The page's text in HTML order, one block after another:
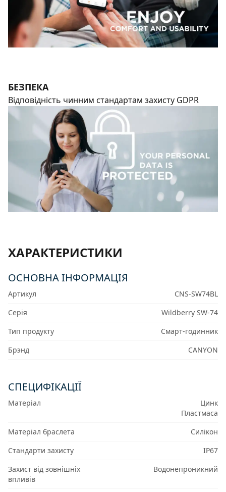
БЕЗПЕКА
Відповідність чинним стандартам захисту GDPR
ХАРАКТЕРИСТИКИ
ОСНОВНА ІНФОРМАЦІЯ
Артикул
CNS-SW74BL
Серія
Wildberry SW-74
Тип продукту
Смарт-годинник
Брэнд
CANYON
СПЕЦИФІКАЦІЇ
Матеріал
Цинк
Пластмаса
Матеріал браслета
Силікон
Стандарти захисту
IP67
Захист від зовнішніх
впливів
Водонепроникний